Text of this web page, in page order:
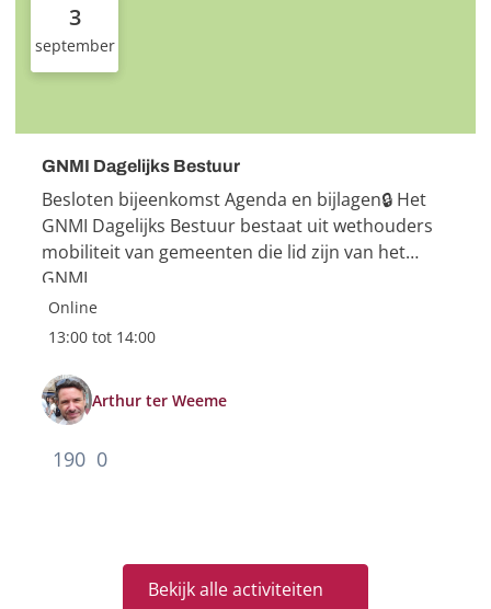
3
september
GNMI Dagelijks Bestuur
Besloten bijeenkomst Agenda en bijlagen🔒 Het
GNMI Dagelijks Bestuur bestaat uit wethouders
mobiliteit van gemeenten die lid zijn van het
GNMI
Online
13:00 tot 14:00
Arthur ter Weeme
190 0
Bekijk alle activiteiten